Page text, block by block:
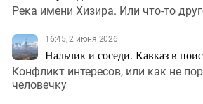
Река имени Хизира. Или что-то
16:45, 2 июня 2026
Нальчик и соседи. Кавказ в
Конфликт интересов, или как не
человечку